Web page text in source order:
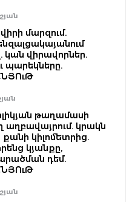
մարզում.
կան վիրավորներ.
պարեկները.
թաղամասի
աղբավայրում. կրակն
քանի կիլոմետրից.
կյանքը,
դեմ.